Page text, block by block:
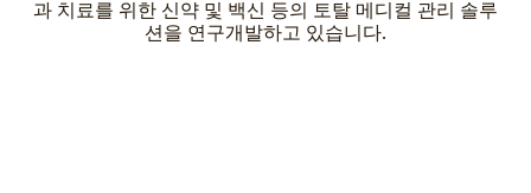
과 치료를 위한 신약 및 백신 등의 토탈 메디컬 관리 솔루
션을 연구개발하고 있습니다.